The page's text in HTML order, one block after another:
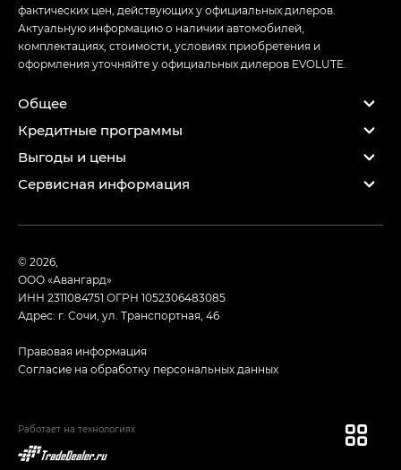
фактических цен, действующих у официальных дилеров.
Актуальную информацию о наличии автомобилей,
комплектациях, стоимости, условиях приобретения и
оформления уточняйте у официальных дилеров EVOLUTE.
Общее
Кредитные программы
Выгоды и цены
Сервисная информация
© 2026,
ООО «Авангард»
ИНН 2311084751 ОГРН 1052306483085
Адрес: г. Сочи, ул. Транспортная, 46
Правовая информация
Согласие на обработку персональных данных
Работает на технологиях